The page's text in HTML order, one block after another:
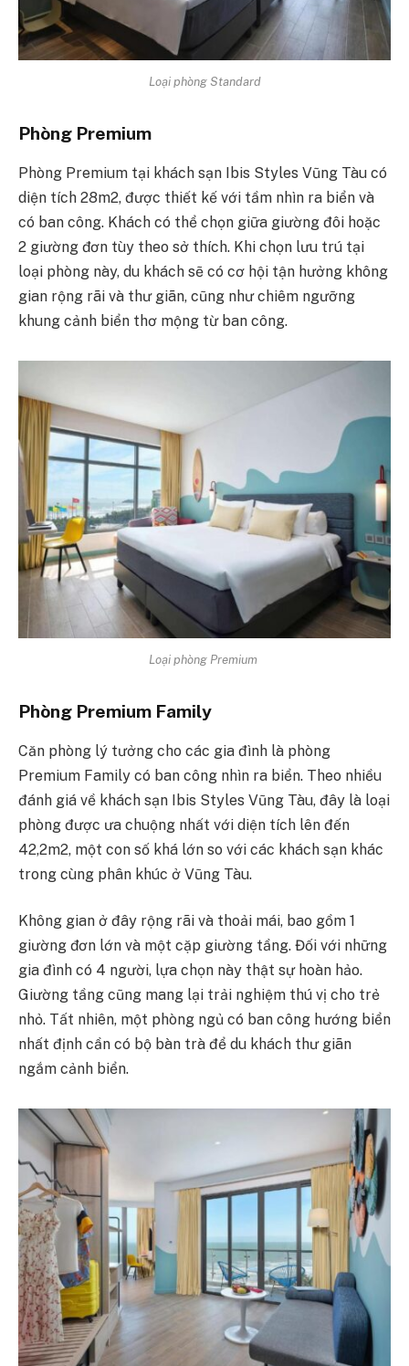
Loại phòng Standard
Phòng Premium
Phòng Premium tại khách sạn Ibis Styles Vũng Tàu có
diện tích 28m2, được thiết kế với tầm nhìn ra biển và
có ban công. Khách có thể chọn giữa giường đôi hoặc
2 giường đơn tùy theo sở thích. Khi chọn lưu trú tại
loại phòng này, du khách sẽ có cơ hội tận hưởng không
gian rộng rãi và thư giãn, cũng như chiêm ngưỡng
khung cảnh biển thơ mộng từ ban công.
Loại phòng Premium
Phòng Premium Family
Căn phòng lý tưởng cho các gia đình là phòng
Premium Family có ban công nhìn ra biển. Theo nhiều
đánh giá về khách sạn Ibis Styles Vũng Tàu, đây là loại
phòng được ưa chuộng nhất với diện tích lên đến
42,2m2, một con số khá lớn so với các khách sạn khác
trong cùng phân khúc ở Vũng Tàu.
Không gian ở đây rộng rãi và thoải mái, bao gồm 1
giường đơn lớn và một cặp giường tầng. Đối với những
gia đình có 4 người, lựa chọn này thật sự hoàn hảo.
Giường tầng cũng mang lại trải nghiệm thú vị cho trẻ
nhỏ. Tất nhiên, một phòng ngủ có ban công hướng biển
nhất định cần có bộ bàn trà để du khách thư giãn
ngắm cảnh biển.